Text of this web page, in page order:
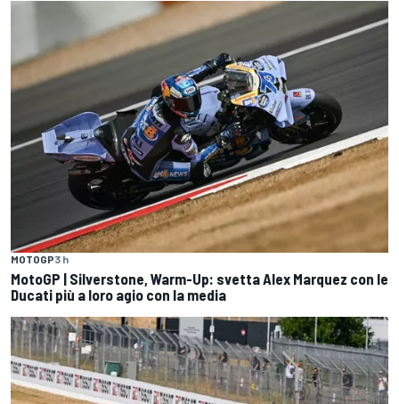
MOTOGP3 h
MotoGP | Silverstone, Warm-Up: svetta Alex Marquez con le
Ducati più a loro agio con la media